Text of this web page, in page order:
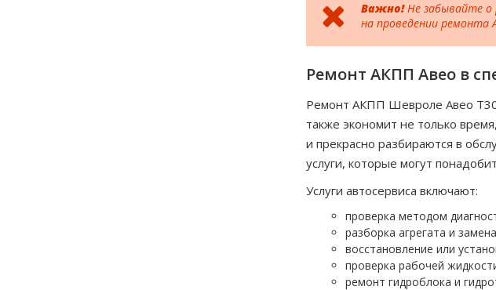
Важно!Не забывайте о
на проведении ремонта
Ремонт АКПП Авео в
Ремонт АКПП Шевроле Авео
также экономит не только
и прекрасно разбираются в
услуги, которые могут
Услуги автосервиса включают:
проверка методом
разборка агрегата и
восстановление или
проверка рабочей
ремонт гидроблока и